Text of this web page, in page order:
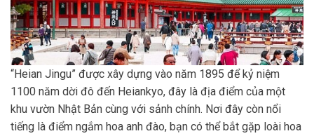
“Heian Jingu” được xây dựng vào năm 1895 để kỷ niệm
1100 năm dời đô đến Heiankyo, đây là địa điểm của một
khu vườn Nhật Bản cùng với sảnh chính. Nơi đây còn nổi
tiếng là điểm ngắm hoa anh đào, bạn có thể bắt gặp loài hoa